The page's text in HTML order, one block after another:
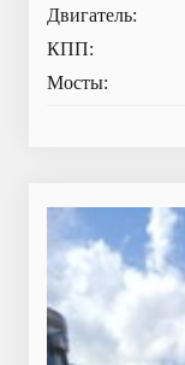
Двигатель:
КПП:
Мосты: